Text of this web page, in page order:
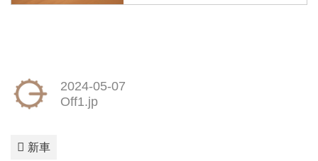
2024-05-07
Off1.jp
新車